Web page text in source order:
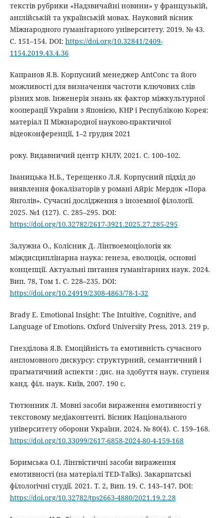
текстів рубрики «Надзвичайні новини» у французькій,
англійській та українській мовах. Науковий вісник
Міжнародного гуманітарного університету. 2019. № 43.
С. 151–154. DOI: https://doi.org/10.32841/2409-
1154.2019.43.4.36
Капранов Я.В. Корпусний менеджер AntConc та його
можливості для визначення частоти ключових слів
різних мов. Інженерія знань як фактор міжкультурної
кооперації України з Японією, КНР і Республікою Корея:
матеріал ІІ Міжнародної науково-практичної
відеоконференції, 1–2 грудня 2021
року. Видавничий центр КНЛУ, 2021. С. 100–102.
Іваницька Н.Б., Терещенко Л.Я. Корпусний підхід до
виявлення фокалізаторів у романі Айріс Мердок «Пора
Янголів». Сучасні дослідження з іноземної філології.
2025. №1 (127). С. 285–295. DOI:
https://doi.org/10.32782/2617-3921.2025.27.285-295
Залужна О., Колісник Д. Лінгвоемоціологія як
міждисциплінарна наука: генеза, еволюція, основні
концепції. Актуальнi питання гуманiтарних наук. 2024.
Вип. 78, Том 1. С. 228–235. DOI:
https://doi.org/10.24919/2308-4863/78-1-32
Brady E. Emotional Insight: The Intuitive, Cognitive, and
Language of Emotions. Oxford University Press, 2013. 219 р.
Гнезділова Я.В. Емоційність та емотивність сучасного
англомовного дискурсу: структурний, семантичний і
прагматичний аспекти : дис. на здобуття наук. ступеня
канд. філ. наук. Київ, 2007. 190 с.
Тютюнник Л. Мовні засоби вираження емотивності у
текстовому медіаконтенті. Вісник Національного
університету оборони України. 2024. № 80(4). С. 159–168.
https://doi.org/10.33099/2617-6858-2024-80-4-159-168
Боримська О.І. Лінгвістичні засоби вираження
емотивності (на матеріалі TED-Talks). Закарпатські
філологічні студії. 2021. Т. 2, Вип. 19. С. 143–147. DOI:
https://doi.org/10.32782/tps2663-4880/2021.19.2.28